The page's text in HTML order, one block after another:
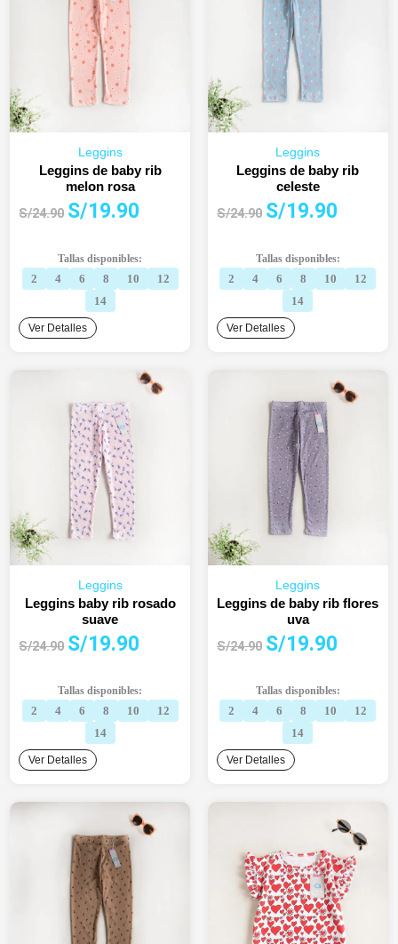
Leggins
Leggins de baby rib
melon rosa
S/24.90
El
era:
S/24.90.
S/19.90
es:
S/19.90.
Tallas disponibles:
2 4 6 8 10
12
14
Ver Detalles
Leggins
Leggins de baby rib
celeste
S/24.90
El
era:
S/24.90.
S/19.90
es:
S/19.90.
Tallas disponibles:
2 4 6 8 10
12
14
Ver Detalles
Leggins
Leggins baby rib rosado
suave
S/24.90
El
era:
S/24.90.
S/19.90
es:
S/19.90.
Tallas disponibles:
2 4 6 8 10
12
14
Ver Detalles
Leggins
Leggins de baby rib flores
uva
S/24.90
El
era:
S/24.90.
S/19.90
es:
S/19.90.
Tallas disponibles:
2 4 6 8 10
12
14
Ver Detalles